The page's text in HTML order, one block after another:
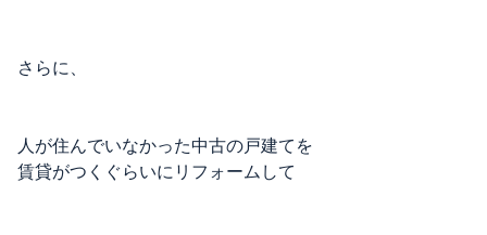
さらに、
人が住んでいなかった中古の戸建てを
賃貸がつくぐらいにリフォームして